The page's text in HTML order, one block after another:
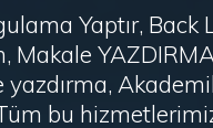
Yaptır,
Makale
bu